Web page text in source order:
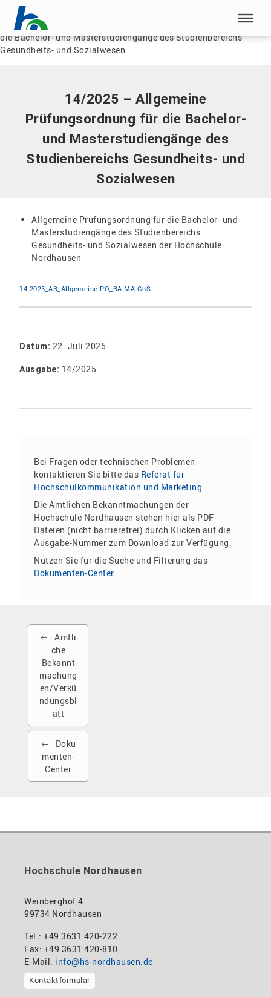
Menü überspringen
Menü überspringen
Home |Dokumente
14/2025 – Allgemeine Prüfungsordnung für
die Bachelor- und Masterstudiengänge des Studienbereichs
Gesundheits- und Sozialwesen
14/2025 – Allgemeine
Prüfungsordnung für die Bachelor-
und Masterstudiengänge des
Studienbereichs Gesundheits- und
Sozialwesen
Allgemeine Prüfungsordnung für die Bachelor- und
Masterstudiengänge des Studienbereichs
Gesundheits- und Sozialwesen der Hochschule
Nordhausen
14-2025_AB_Allgemeine-PO_BA-MA-GuS
Datum: 22. Juli 2025
Ausgabe: 14/2025
Bei Fragen oder technischen Problemen
kontaktieren Sie bitte das Referat für
Hochschulkommunikation und Marketing
Die Amtlichen Bekanntmachungen der
Hochschule Nordhausen stehen hier als PDF-
Dateien (nicht barrierefrei) durch Klicken auf die
Ausgabe-Nummer zum Download zur Verfügung.
Nutzen Sie für die Suche und Filterung das
Dokumenten-Center.
Amtli
che
Bekannt
machung
en/Verkü
ndungsbl
att
Doku
menten-
Center
Hochschule Nordhausen
Weinberghof 4
99734 Nordhausen
Tel.: +49 3631 420-222
Fax: +49 3631 420-810
E-Mail: info@hs-nordhausen.de
Kontaktformular